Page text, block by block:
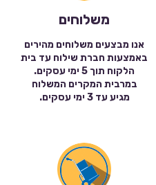
משלוחים
אנו מבצעים משלוחים מהירים
באמצעות חברת שילוח עד בית
הלקוח תוך 5 ימי עסקים.
במרבית המקרים המשלוח
מגיע עד 3 ימי עסקים.